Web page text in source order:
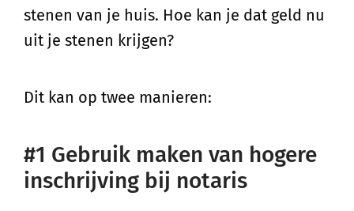
stenen van je huis. Hoe kan je dat geld nu
uit je stenen krijgen?
Dit kan op twee manieren:
#1 Gebruik maken van hogere
inschrijving bij notaris